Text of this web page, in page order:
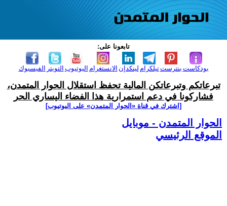
تابعونا على:
الفيسبوك التويتر اليوتيوب الانستغرام لينكدإن تيلكرامبنترست بودكاست
تبرعاتكم وتبرعاتكن المالية تحفظ استقلال الحوار المتمدن،
فشاركونا في دعم استمرارية هذا الفضاء اليساري الحر
[اشترك في قناة ‫«الحوار المتمدن» على اليوتيوب]
الحوار المتمدن - موبايل
الموقع الرئيسي